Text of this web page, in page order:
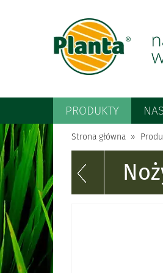
PRODUKTY
Strona główna